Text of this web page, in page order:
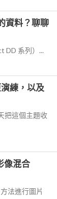
資料？聊聊
DD 系列）...
練，以及
把這個主題收
像混合
法進行圖片